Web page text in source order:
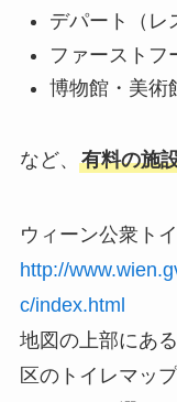
デパート（レ
ファーストフ
博物館・美術
など、 有料の施
ウィーン公衆ト
http://
c/index.html
地図の上部にあ
区のトイレマッ